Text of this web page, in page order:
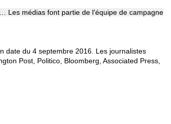
Les médias font partie de l'équipe de campagne
date du 4 septembre 2016. Les journalistes
Post, Politico, Bloomberg, Associated Press,